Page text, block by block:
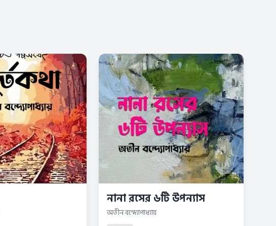
নানা রসের ৬টি উপন্যাস
অতীন বন্দ্যোপাধ্যায়